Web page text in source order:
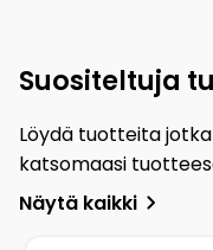
Suositeltuja
Löydä tuotteita
katsomaasi
Näytä kaikki